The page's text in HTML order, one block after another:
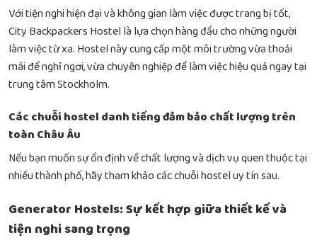
Với tiện nghi hiện đại và không gian làm việc được trang bị tốt,
City Backpackers Hostel là lựa chọn hàng đầu cho những người
làm việc từ xa. Hostel này cung cấp một môi trường vừa thoải
mái để nghỉ ngơi, vừa chuyên nghiệp để làm việc hiệu quả ngay tại
trung tâm Stockholm.
Các chuỗi hostel danh tiếng đảm bảo chất lượng trên
toàn Châu Âu
Nếu bạn muốn sự ổn định về chất lượng và dịch vụ quen thuộc tại
nhiều thành phố, hãy tham khảo các chuỗi hostel uy tín sau.
Generator Hostels: Sự kết hợp giữa thiết kế và
tiện nghi sang trọng